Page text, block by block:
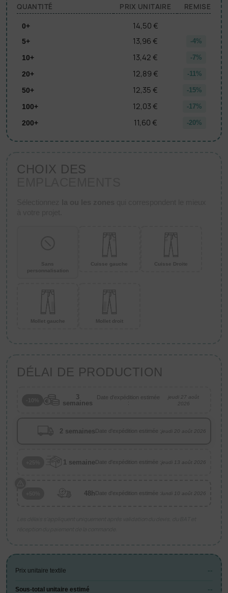
QUANTITÉ PRIX UNITAIRE REMISE
0+ 14,50 €
5+ 13,96 € -4%
10+ 13,42 € -7%
20+ 12,89 € -11%
50+ 12,35 € -15%
100+ 12,03 € -17%
200+ 11,60 € -20%
CHOIX DES
Sans
personnalisation
Cuisse gauche Cuisse Droite
Mollet gauche Mollet droit
DÉLAI DE PRODUCTION
3
semaines
Date d'expédition estimée
:
jeudi 27 août
2026
2 semaines Date d'expédition estimée :jeudi 20 août 2026
1 semaine Date d'expédition estimée :jeudi 13 août 2026
48h Date d'expédition estimée :lundi 10 août 2026
Prix unitaire textile --
Sous-total unitaire estimé --